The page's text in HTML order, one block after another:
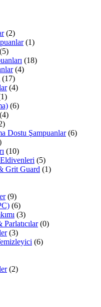
(2)
(1)
(5)
(18)
(4)
(17)
(4)
(6)
(4)
Dostu Şampuanlar (6)
(10)
(5)
Grit Guard (1)
(9)
(6)
(3)
(0)
(3)
(6)
(2)